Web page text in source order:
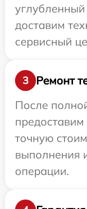
доставим
сервисный
3
Ремонт
После
точную
выполнения
операции.